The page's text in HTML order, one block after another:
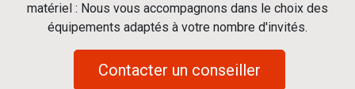
matériel : Nous vous accompagnons dans le choix des
équipements adaptés à votre nombre d'invités.
Contacter un conseiller